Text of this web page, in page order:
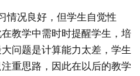
情况良好，但学生自觉性
教学中需时时提醒学生，培
问题是计算能力太差，学生
重思路，因此在以后的教学